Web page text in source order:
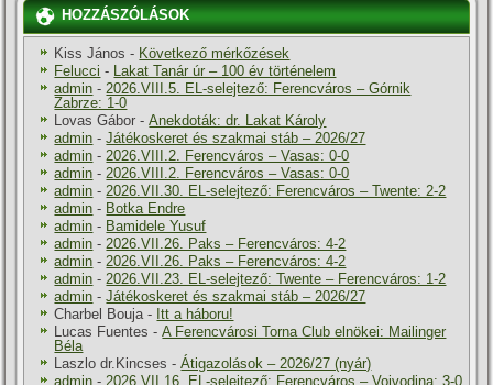
HOZZÁSZÓLÁSOK
Kiss János - Következő mérkőzések
Felucci - Lakat Tanár úr – 100 év történelem
admin -2026.VIII.5. EL-selejtező: Ferencváros – Górnik
Zabrze: 1-0
Lovas Gábor -Anekdoták: dr. Lakat Károly
admin -Játékoskeret és szakmai stáb – 2026/27
admin -2026.VIII.2. Ferencváros – Vasas: 0-0
admin -2026.VIII.2. Ferencváros – Vasas: 0-0
admin -2026.VII.30. EL-selejtező: Ferencváros – Twente: 2-2
admin - Botka Endre
admin - Bamidele Yusuf
admin -2026.VII.26. Paks – Ferencváros: 4-2
admin -2026.VII.26. Paks – Ferencváros: 4-2
admin -2026.VII.23. EL-selejtező: Twente – Ferencváros: 1-2
admin -Játékoskeret és szakmai stáb – 2026/27
Charbel Bouja- Itt a háboru!
Lucas Fuentes -A Ferencvárosi Torna Club elnökei: Mailinger
Béla
Laszlo dr.Kincses -Átigazolások – 2026/27 (nyár)
admin - 2026.VII.16. EL-selejtező: Ferencváros – Vojvodina: 3-0